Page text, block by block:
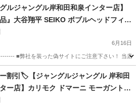
キッチン家電 ジャングル
グルジャングル岸和田和泉インター店】
品』大谷翔平 SEIKO ボブルヘッドフィギ
堺市 岸和田市 泉大津市 高石市 泉北郡
6月16日
■弊社を装った偽サイトにご注意下さい！ 当店の
フィギュア ボブルヘッド
割引🏷️【ジャングルジャングル 岸和田
ー店】カリモク ドマーニ モーガントン
市 岸和田市 泉大津市